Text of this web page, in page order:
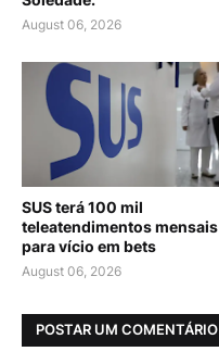
August 06, 2026
SUS terá 100 mil
teleatendimentos mensais
para vício em bets
August 06, 2026
POSTAR UM COMENTÁRIO